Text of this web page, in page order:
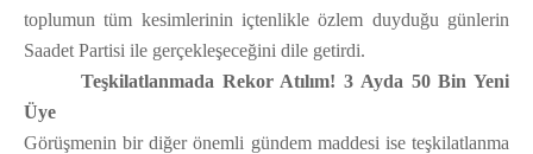
toplumun tüm kesimlerinin içtenlikle özlem duyduğu günlerin
Saadet Partisi ile gerçekleşeceğini dile getirdi.
Teşkilatlanmada Rekor Atılım! 3 Ayda 50 Bin Yeni
Üye
Görüşmenin bir diğer önemli gündem maddesi ise teşkilatlanma